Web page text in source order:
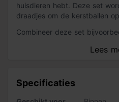
huisdieren hebt. Deze set
draadjes om de kerstballen
Lees
Combineer deze set
groen.
Specificaties